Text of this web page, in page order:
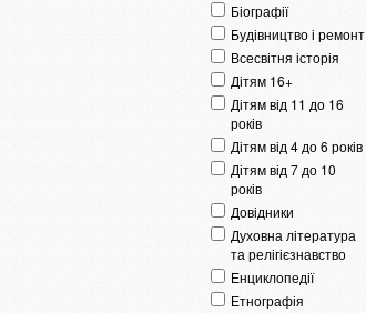
Біографії
Будівництво і ремонт
Всесвітня історія
Дітям 16+
Дітям від 11 до 16
років
Дітям від 4 до 6 років
Дітям від 7 до 10
років
Довідники
Духовна література
та релігієзнавство
Енциклопедії
Етнографія